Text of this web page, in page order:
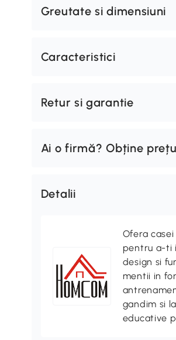
Greutate si dimensiuni
Caracteristici
Retur si garantie
Ai o firmă? Obține
Detalii
Ofera
pentru a-ti
design si
mentii in
gandim si
educative